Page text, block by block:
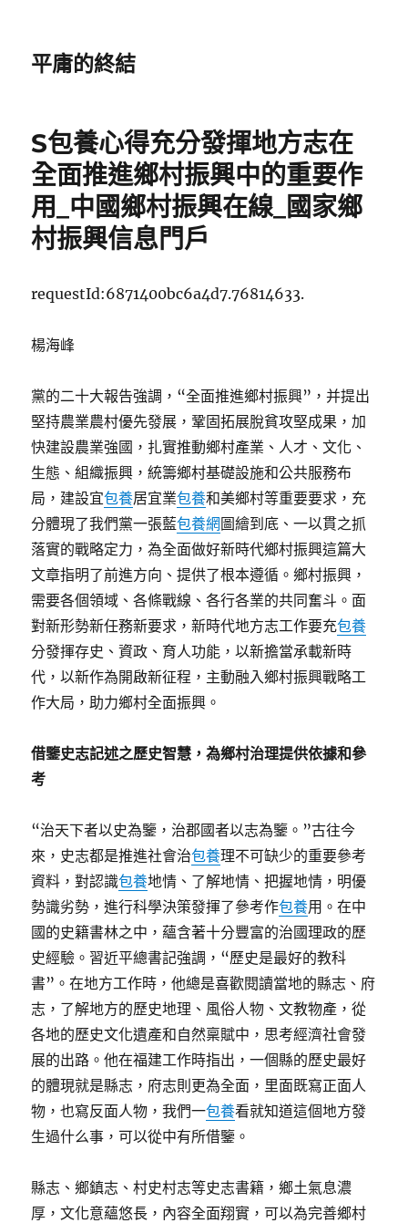
平庸的終結
S包養心得充分發揮地方志在
全面推進鄉村振興中的重要作
用_中國鄉村振興在線_國家鄉
村振興信息門戶
requestId:6871400bc6a4d7.76814633.
楊海峰
黨的二十大報告強調，“全面推進鄉村振興”，并提出
堅持農業農村優先發展，鞏固拓展脫貧攻堅成果，加
快建設農業強國，扎實推動鄉村產業、人才、文化、
生態、組織振興，統籌鄉村基礎設施和公共服務布
局，建設宜包養居宜業包養和美鄉村等重要要求，充
分體現了我們黨一張藍包養網 圖繪到底、一以貫之抓
落實的戰略定力，為全面做好新時代鄉村振興這篇大
文章指明了前進方向、提供了根本遵循。鄉村振興，
需要各個領域、各條戰線、各行各業的共同奮斗。面
對新形勢新任務新要求，新時代地方志工作要充包養
分發揮存史、資政、育人功能，以新擔當承載新時
代，以新作為開啟新征程，主動融入鄉村振興戰略工
作大局，助力鄉村全面振興。
借鑒史志記述之歷史智慧，為鄉村治理提供依據和參
考
“治天下者以史為鑒，治郡國者以志為鑒。”古往今
來，史志都是推進社會治包養理不可缺少的重要參考
資料，對認識包養地情、了解地情、把握地情，明優
勢識劣勢，進行科學決策發揮了參考作包養用。在中
國的史籍書林之中，蘊含著十分豐富的治國理政的歷
史經驗。習近平總書記強調，“歷史是最好的教科
書”。在地方工作時，他總是喜歡閱讀當地的縣志、府
志，了解地方的歷史地理、風俗人物、文教物產，從
各地的歷史文化遺產和自然稟賦中，思考經濟社會發
展的出路。他在福建工作時指出，一個縣的歷史最好
的體現就是縣志，府志則更為全面，里面既寫正面人
物，也寫反面人物，我們一包養看就知道這個地方發
生過什么事，可以從中有所借鑒。
縣志、鄉鎮志、村史村志等史志書籍，鄉土氣息濃
厚，文化意蘊悠長，內容全面翔實，可以為完善鄉村